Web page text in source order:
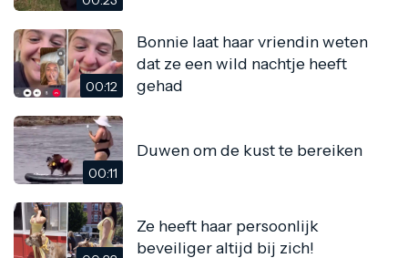
00:12
Bonnie laat haar vriendin weten
dat ze een wild nachtje heeft
gehad
00:11
Duwen om de kust te bereiken
Ze heeft haar persoonlijk
beveiliger altijd bij zich!